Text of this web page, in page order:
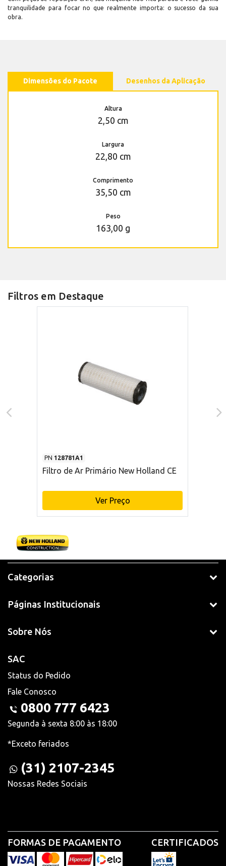
tranquilidade para focar no que realmente importa: o sucesso da sua
obra.
Dimensões do Pacote Desenhos da Aplicação
Altura
2,50 cm
Largura
22,80 cm
Comprimento
35,50 cm
Peso
163,00 g
Filtros em Destaque
PN 128781A1
Filtro de Ar Primário New Holland CE
Ver Preço
Categorias
Páginas Institucionais
Sobre Nós
SAC
Status do Pedido
Fale Conosco
0800 777 6423
Segunda à sexta 8:00 às 18:00
*Exceto feriados
(31) 2107-2345
Nossas Redes Sociais
FORMAS DE PAGAMENTO CERTIFICADOS